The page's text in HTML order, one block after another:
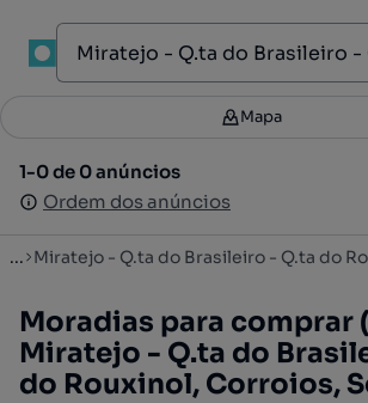
Filtros 3
1-0 de 0 anúncios
Ordem dos anúncios
Mapa
1-0 de 0 anúncios
Ordem dos anúncios
... Miratejo - Q.ta do Brasileiro - Q.ta do
Moradias para comprar
Miratejo - Q.ta do
do Rouxinol, Corroios,